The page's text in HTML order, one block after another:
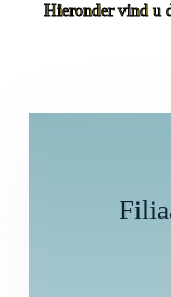
Hieronder vind u